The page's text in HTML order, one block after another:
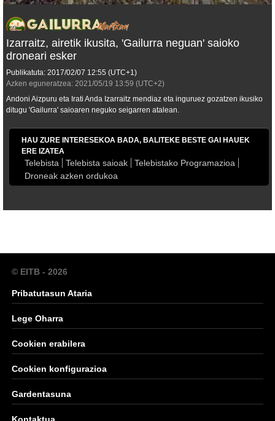
Izarraitz, airetik ikusita, 'Gailurra neguan' saioko
droneari esker
Publikatuta: 2017/02/07 12:55 (UTC+1)
Azken eguneratzea: 2021/05/19 13:59 (UTC+2)
Andoni Aizpuru eta Irati Anda Izarraitz mendiaz eta inguruez gozatzen ikusiko
ditugu 'Gailurra' saioaren neguko seigarren atalean.
HAU ZURE INTERESEKOA BADA, BALITEKE BESTE GAI HAUEK
ERE IZATEA
Telebista Telebista saioak
Telebistako Programazioa
Droneak azken ordukoa
© EITB - 2026
Pribatutasun Ataria
Lege Oharra
Cookien erabilera
Cookien konfigurazioa
Gardentasuna